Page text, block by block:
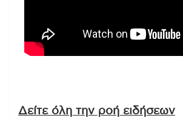
Δείτε όλη την ροή ειδήσεων